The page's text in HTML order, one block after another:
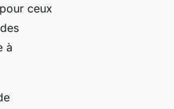
ceux
à